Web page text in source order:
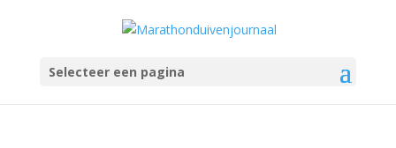
Selecteer een pagina